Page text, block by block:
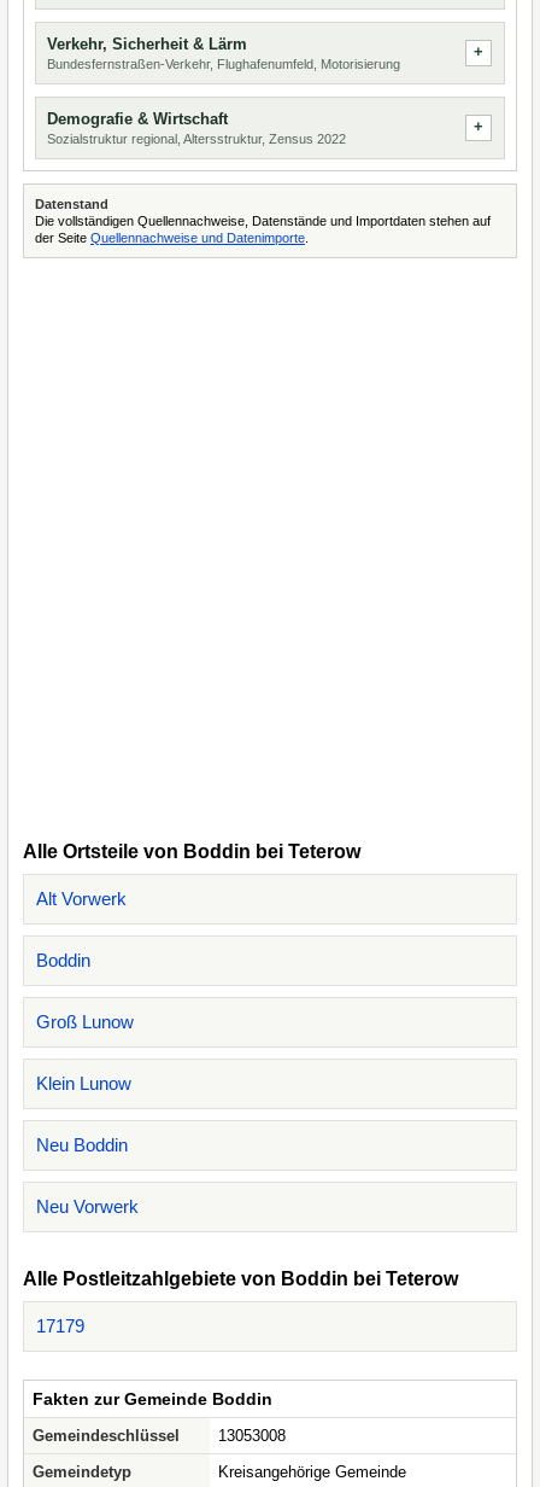
Verkehr, Sicherheit & Lärm
Bundesfernstraßen-Verkehr, Flughafenumfeld, Motorisierung
Demografie & Wirtschaft
Sozialstruktur regional, Altersstruktur, Zensus 2022
Datenstand
Die vollständigen Quellennachweise, Datenstände und Importdaten stehen auf
der Seite Quellennachweise und Datenimporte
Alle Ortsteile von Boddin bei Teterow
Alt Vorwerk
Boddin
Groß Lunow
Klein Lunow
Neu Boddin
Neu Vorwerk
Alle Postleitzahlgebiete von Boddin bei Teterow
17179
Fakten zur Gemeinde Boddin
Gemeindeschlüssel
13053008
Gemeindetyp
Kreisangehörige Gemeinde